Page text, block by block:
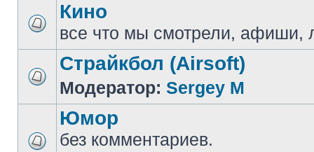
Кино
все что мы смотрели, афиши,
Страйкбол (Airsoft)
Модератор: Sergey M
Юмор
без комментариев.